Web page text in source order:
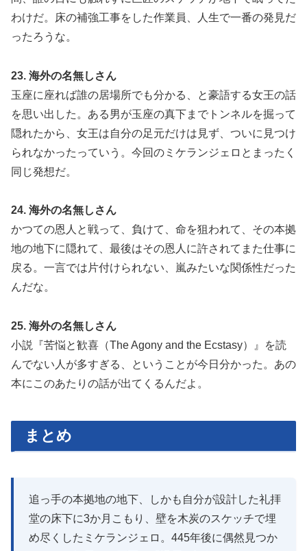
わけだ。床の補強工事をした作業員、人生で一番の発見だ
ったろうな。
23. 海外の名無しさん
玉座に座れば誰の居場所でも分かる、と豪語する女王の話
を思い出した。ある男が玉座の真下までトンネルを掘って
隠れたから、女王は自分の足元だけは見ず、ついに見つけ
られなかったっていう。今回のミケランジェロとまったく
同じ発想だ。
24. 海外の名無しさん
かつての恩人と戦って、負けて、命を狙われて、その本拠
地の地下に隠れて、最後はその恩人に許されてまた仕事に
戻る。一言では片付けられない、嵐みたいな関係性だった
んだな。
25. 海外の名無しさん
小説『苦悩と歓喜（The Agony and the Ecstasy）』を読
んでない人が多すぎる、ということが今日分かった。あの
本にこのあたりの話が出てくるんだよ。
まとめ
追っ手の本拠地の地下、しかも自分が設計した礼拝
堂の床下に3か月こもり、壁を木炭のスケッチで埋
め尽くしたミケランジェロ。445年後に偶然見つか